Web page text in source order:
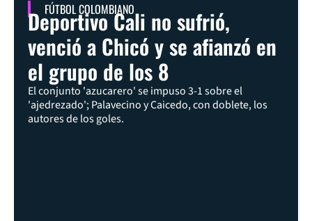
FÚTBOL COLOMBIANO
Deportivo Cali no sufrió,
venció a Chicó y se afianzó en
el grupo de los 8
El conjunto 'azucarero' se impuso 3-1 sobre el
'ajedrezado'; Palavecino y Caicedo, con doblete, los
autores de los goles.